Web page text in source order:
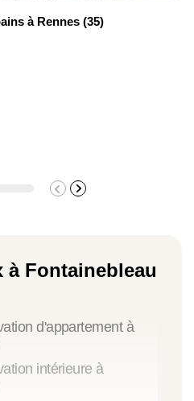
à Rennes (35)
à Fontainebleau
d'appartement à
intérieure à